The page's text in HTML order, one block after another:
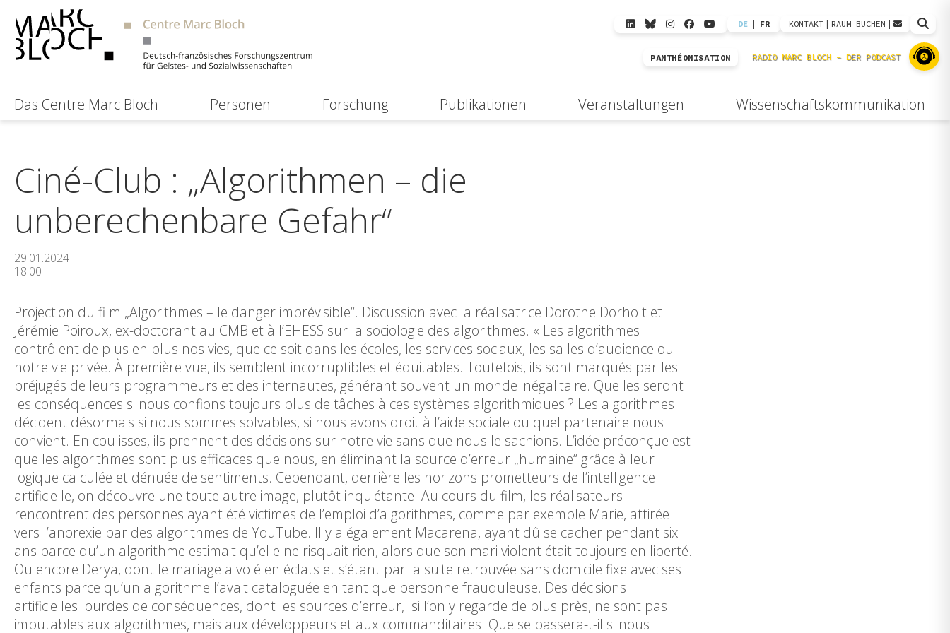
DE | FR KONTAKT | RAUM BUCHEN |
PANTHÉONISATION
Das Centre Marc Bloch Personen Forschung Publikationen Veranstaltungen Wissenschaftskommunikation
Ciné-Club : „Algorithmen – die
unberechenbare Gefahr“
29.01.2024
18:00
Projection du film „Algorithmes – le danger imprévisible“. Discussion avec la réalisatrice Dorothe Dörholt et
Jérémie Poiroux, ex-doctorant au CMB et à l’EHESS sur la sociologie des algorithmes. « Les algorithmes
contrôlent de plus en plus nos vies, que ce soit dans les écoles, les services sociaux, les salles d’audience ou
notre vie privée. À première vue, ils semblent incorruptibles et équitables. Toutefois, ils sont marqués par les
préjugés de leurs programmeurs et des internautes, générant souvent un monde inégalitaire. Quelles seront
les conséquences si nous confions toujours plus de tâches à ces systèmes algorithmiques ? Les algorithmes
décident désormais si nous sommes solvables, si nous avons droit à l’aide sociale ou quel partenaire nous
convient. En coulisses, ils prennent des décisions sur notre vie sans que nous le sachions. L’idée préconçue est
que les algorithmes sont plus efficaces que nous, en éliminant la source d’erreur „humaine“ grâce à leur
logique calculée et dénuée de sentiments. Cependant, derrière les horizons prometteurs de l’intelligence
artificielle, on découvre une toute autre image, plutôt inquiétante. Au cours du film, les réalisateurs
rencontrent des personnes ayant été victimes de l’emploi d’algorithmes, comme par exemple Marie, attirée
vers l’anorexie par des algorithmes de YouTube. Il y a également Macarena, ayant dû se cacher pendant six
ans parce qu’un algorithme estimait qu’elle ne risquait rien, alors que son mari violent était toujours en liberté.
Ou encore Derya, dont le mariage a volé en éclats et s’étant par la suite retrouvée sans domicile fixe avec ses
enfants parce qu’un algorithme l’avait cataloguée en tant que personne frauduleuse. Des décisions
artificielles lourdes de conséquences, dont les sources d’erreur, si l’on y regarde de plus près, ne sont pas
imputables aux algorithmes, mais aux développeurs et aux commanditaires. Que se passera-t-il si nous